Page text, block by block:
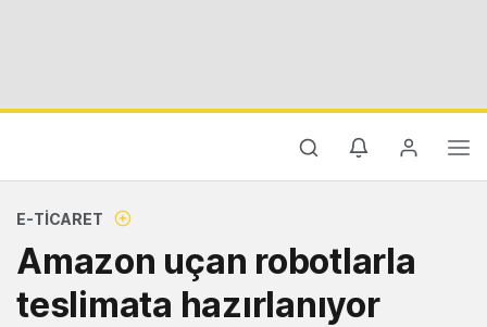
E-TICARET
Amazon uçan robotlarla
teslimata hazırlanıyor